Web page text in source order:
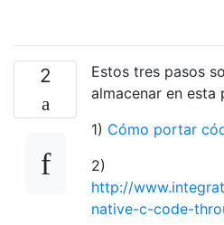
2
Estos tres pasos
almacenar en esta
1) Cómo portar
2)
http://
native-c-code-